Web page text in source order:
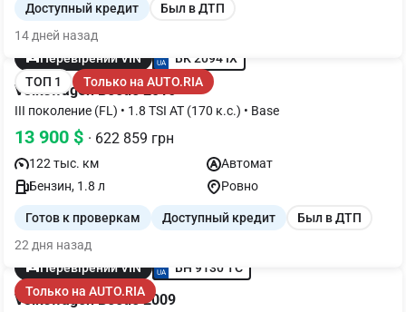
Доступный кредит
Был в ДТП
14 дней назад
Перевірений VIN
BK 2094 IX
ТОП 1
Только на AUTO.RIA
Volkswagen Beetle 2016
III поколение (FL) • 1.8 TSI AT (170 к.с.) • Base
13 900 $ · 622 859 грн
122 тыс. км
Автомат
Бензин, 1.8 л
Ровно
Готов к проверкам Доступный кредит
Был в ДТП
22 дня назад
Перевірений VIN
BH 9130 TC
Только на AUTO.RIA
Volkswagen Beetle 2009